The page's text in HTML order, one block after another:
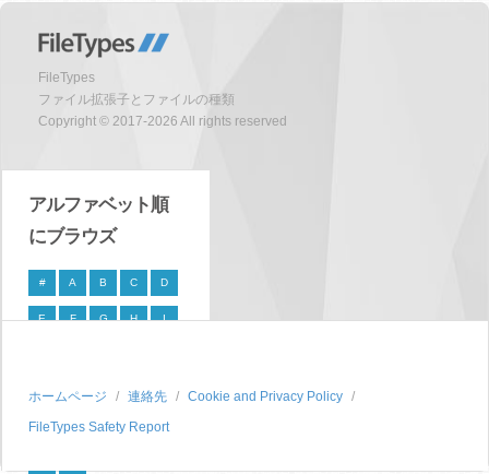
FileTypes
ファイル拡張子とファイルの種類
Copyright © 2017-2026 All rights reserved
アルファベット順
にブラウズ
# A B C D
E F G H I
P Q R S
T U V W X
ホームページ 連絡先
Cookie and Privacy Policy
FileTypes Safety Report